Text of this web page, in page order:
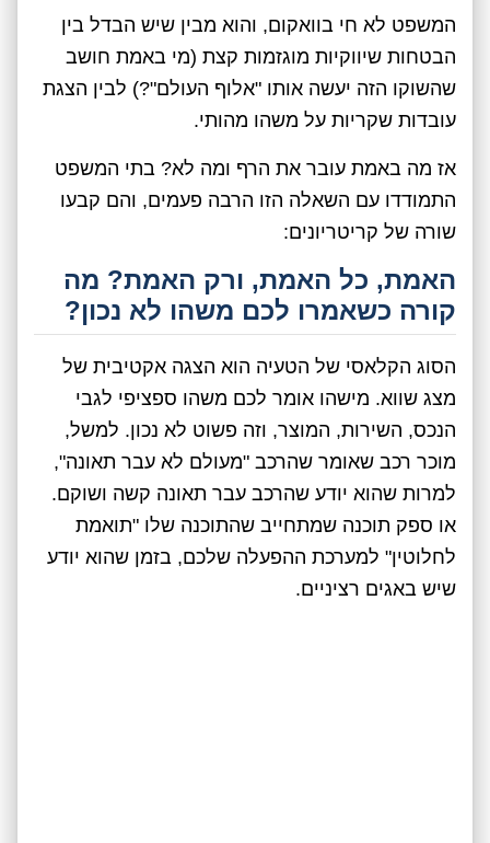
המשפט לא חי בוואקום, והוא מבין שיש הבדל בין
הבטחות שיווקיות מוגזמות קצת (מי באמת חושב
שהשוקו הזה יעשה אותו "אלוף העולם"?) לבין הצגת
עובדות שקריות על משהו מהותי.
אז מה באמת עובר את הרף ומה לא? בתי המשפט
התמודדו עם השאלה הזו הרבה פעמים, והם קבעו
שורה של קריטריונים:
האמת, כל האמת, ורק האמת? מה
קורה כשאמרו לכם משהו לא נכון?
הסוג הקלאסי של הטעיה הוא הצגה אקטיבית של
מצג שווא. מישהו אומר לכם משהו ספציפי לגבי
הנכס, השירות, המוצר, וזה פשוט לא נכון. למשל,
מוכר רכב שאומר שהרכב "מעולם לא עבר תאונה",
למרות שהוא יודע שהרכב עבר תאונה קשה ושוקם.
או ספק תוכנה שמתחייב שהתוכנה שלו "תואמת
לחלוטין" למערכת ההפעלה שלכם, בזמן שהוא יודע
שיש באגים רציניים.